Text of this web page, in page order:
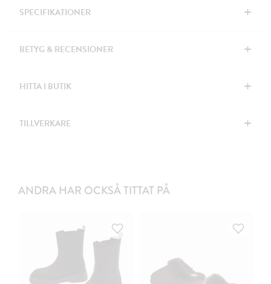
SPECIFIKATIONER +
BETYG & RECENSIONER +
HITTA I BUTIK +
TILLVERKARE +
ANDRA HAR OCKSÅ TITTAT PÅ